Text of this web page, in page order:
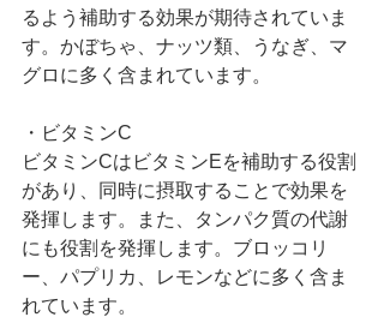
るよう補助する効果が期待されていま
す。かぼちゃ、ナッツ類、うなぎ、マ
グロに多く含まれています。
・ビタミンC
ビタミンCはビタミンEを補助する役割
があり、同時に摂取することで効果を
発揮します。また、タンパク質の代謝
にも役割を発揮します。ブロッコリ
ー、パプリカ、レモンなどに多く含ま
れています。